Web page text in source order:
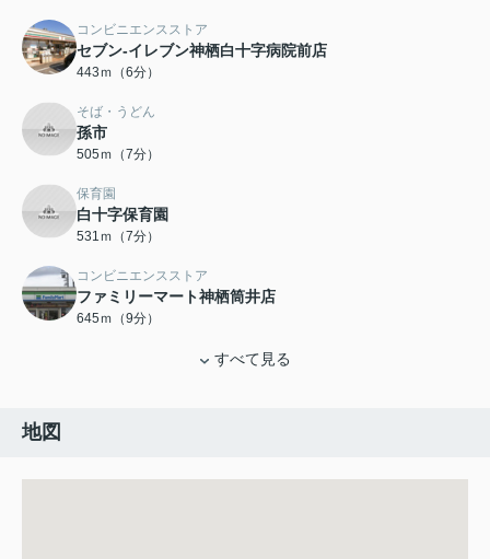
コンビニエンスストア
セブン-イレブン神栖白十字病院前店
443ｍ（6分）
そば・うどん
孫市
505ｍ（7分）
保育園
白十字保育園
531ｍ（7分）
コンビニエンスストア
ファミリーマート神栖筒井店
645ｍ（9分）
すべて見る
地図